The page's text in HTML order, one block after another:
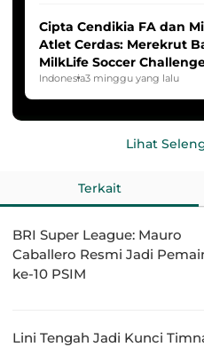
Cipta Cendikia FA dan
Atlet Cerdas: Merekrut
MilkLife Soccer
HYDROPLUS Soccer
Indonesia3 minggu yang lalu
Lihat
Terkait
BRI Super League: Mauro
Caballero Resmi Jadi
ke-10 PSIM
Lini Tengah Jadi Kunci